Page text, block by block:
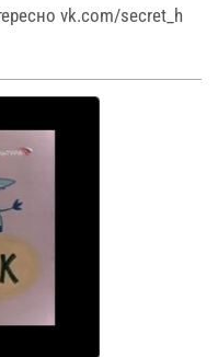
vk.com/secret_h